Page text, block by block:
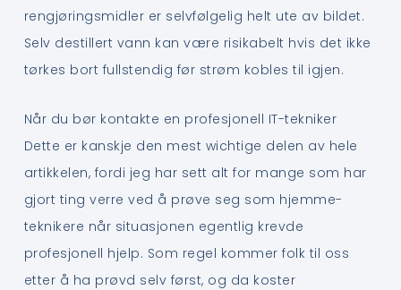
rengjøringsmidler er selvfølgelig helt ute av bildet.
Selv destillert vann kan være risikabelt hvis det ikke
tørkes bort fullstendig før strøm kobles til igjen.
Når du bør kontakte en profesjonell IT-tekniker
Dette er kanskje den mest wichtige delen av hele
artikkelen, fordi jeg har sett alt for mange som har
gjort ting verre ved å prøve seg som hjemme-
teknikere når situasjonen egentlig krevde
profesjonell hjelp. Som regel kommer folk til oss
etter å ha prøvd selv først, og da koster